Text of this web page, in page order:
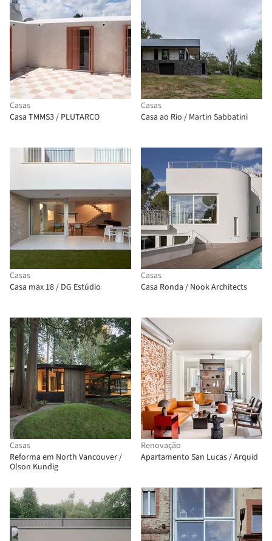
Casas
Casa TMMS3 / PLUTARCO
Casas
Casa ao Rio / Martin Sabbatini
Casas
Casa max 18 / DG Estúdio
Casas
Casa Ronda / Nook Architects
Casas
Reforma em North Vancouver /
Olson Kundig
Renovação
Apartamento San Lucas / Arquid